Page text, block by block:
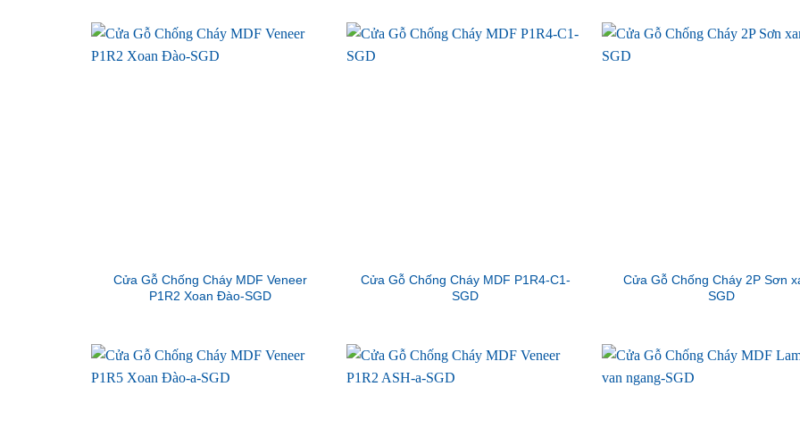
Cửa Gỗ Chống Cháy MDF Veneer
P1R2 Xoan Đào-SGD
Cửa Gỗ Chống Cháy MDF P1R4-C1-
SGD
Cửa Gỗ Chống Cháy 2P Sơn
SGD